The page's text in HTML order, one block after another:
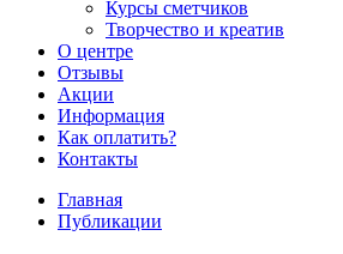
Курсы сметчиков
Творчество и креатив
О центре
Отзывы
Акции
Информация
Как оплатить?
Контакты
Главная
Публикации